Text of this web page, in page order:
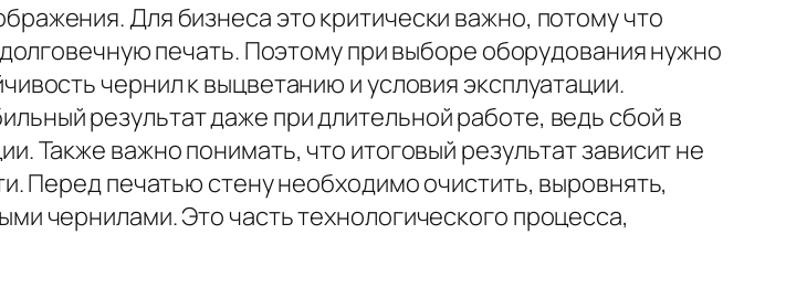
Для бизнеса это критически важно, потому что
печать. Поэтому при выборе оборудования нужно
чернил к выцветанию и условия эксплуатации.
результат даже при длительной работе, ведь сбой в
Также важно понимать, что итоговый результат зависит не
Перед печатью стену необходимо очистить, выровнять,
чернилами. Это часть технологического процесса,